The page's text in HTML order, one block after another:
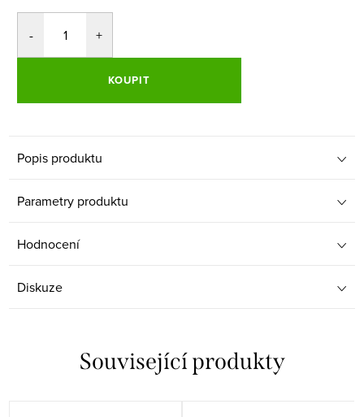
KOUPIT
Popis produktu
Parametry produktu
Hodnocení
Diskuze
Související produkty